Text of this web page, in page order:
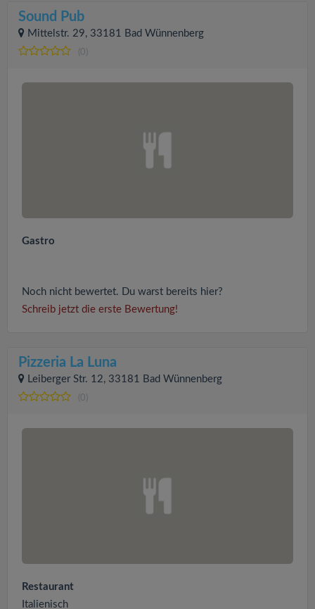
Sound Pub
Mittelstr. 29, 33181 Bad Wünnenberg
(0)
Gastro
Noch nicht bewertet. Du warst bereits hier?
Schreib jetzt die erste Bewertung!
Pizzeria La Luna
Leiberger Str. 12, 33181 Bad Wünnenberg
(0)
Restaurant
Italienisch